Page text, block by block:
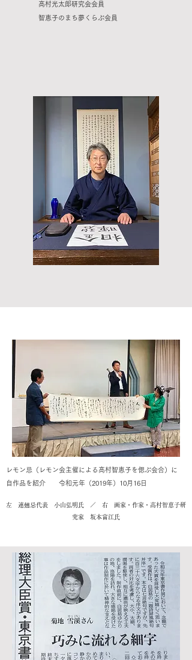
高村光太郎研究会会員
智恵子のまち夢くらぶ会員
​レモン忌（レモン会主催による高村智恵子を偲ぶ会合）に
自作品を紹介
令和元年（2019年）10月16日
​ 左 連翹忌代表 小山弘明氏 ／ 右 画家・作家・高村智恵子研
究家 坂本富江氏